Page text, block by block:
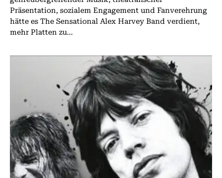
Präsentation, sozialem Engagement und Fanverehrung
hätte es The Sensational Alex Harvey Band verdient,
mehr Platten zu...